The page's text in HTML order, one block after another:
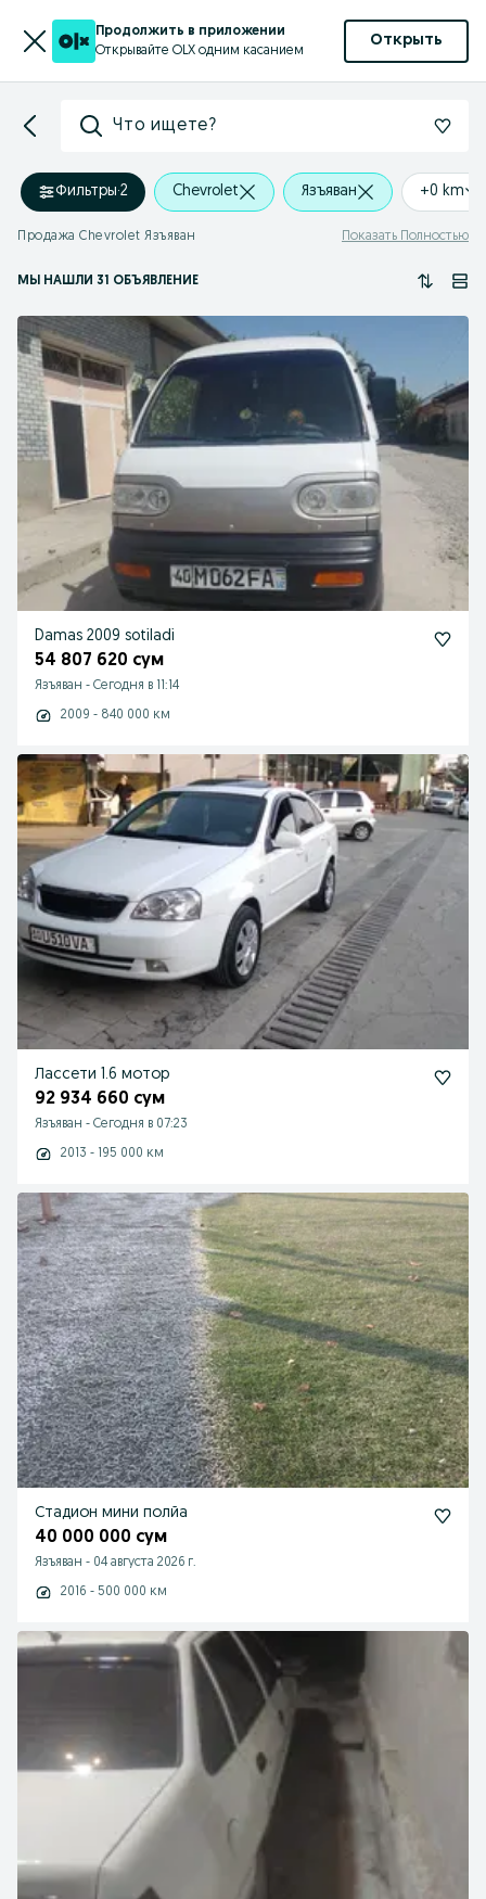
Продолжить в приложении
Открывайте OLX одним касанием
Открыть
Что ищете?
Фильтры·2 Chevrolet Язъяван +0 km
Продажа Chevrolet Язъяван Показать Полностью
МЫ НАШЛИ 31 ОБЪЯВЛЕНИЕ
Damas 2009 sotiladi
54 807 620 сум
Язъяван - Сегодня в 11:14
2009 - 840 000 км
Лассети 1.6 мотор
92 934 660 сум
Язъяван - Сегодня в 07:23
2013 - 195 000 км
Стадион мини полйа
40 000 000 сум
Язъяван - 04 августа 2026 г.
2016 - 500 000 км